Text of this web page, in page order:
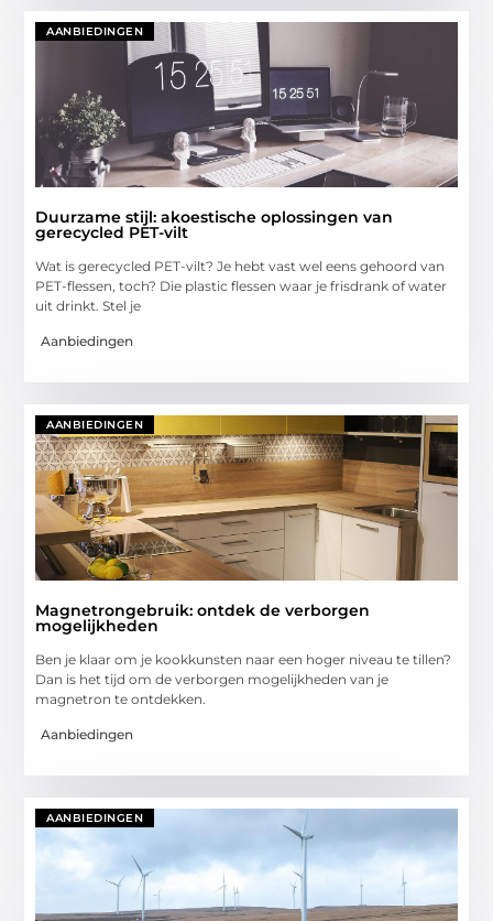
AANBIEDINGEN
Duurzame stijl: akoestische oplossingen van
gerecycled PET-vilt
Wat is gerecycled PET-vilt? Je hebt vast wel eens gehoord van
PET-flessen, toch? Die plastic flessen waar je frisdrank of water
uit drinkt. Stel je
Aanbiedingen
AANBIEDINGEN
Magnetrongebruik: ontdek de verborgen
mogelijkheden
Ben je klaar om je kookkunsten naar een hoger niveau te tillen?
Dan is het tijd om de verborgen mogelijkheden van je
magnetron te ontdekken.
Aanbiedingen
AANBIEDINGEN